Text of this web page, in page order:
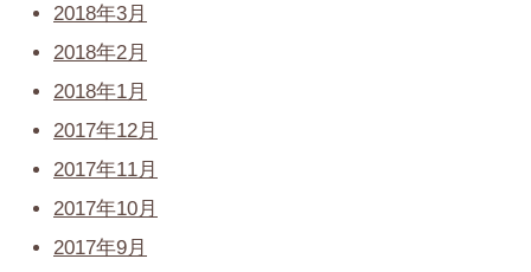
2018年3月
2018年2月
2018年1月
2017年12月
2017年11月
2017年10月
2017年9月